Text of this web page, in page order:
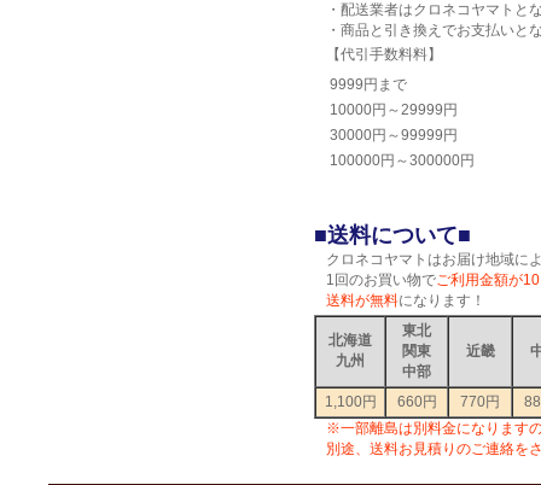
・配送業者はクロネコヤマトと
・商品と引き換えでお支払いと
【代引手数料料】
9999円まで
10000円～29999円
30000円～99999円
100000円～300000円
■送料について■
クロネコヤマトはお届け地域に
1回のお買い物でご利用金額が
送料が無料になります！
北海道
九州
東北
関東
中部
近畿
1,100円 660円 770円
※一部離島は別料金になります
別途、送料お見積りのご連絡を